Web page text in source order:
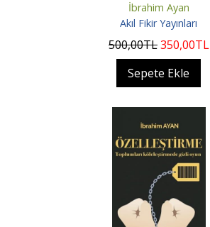
İbrahim Ayan
Akıl Fikir Yayınları
500,00TL350,00TL
Sepete Ekle